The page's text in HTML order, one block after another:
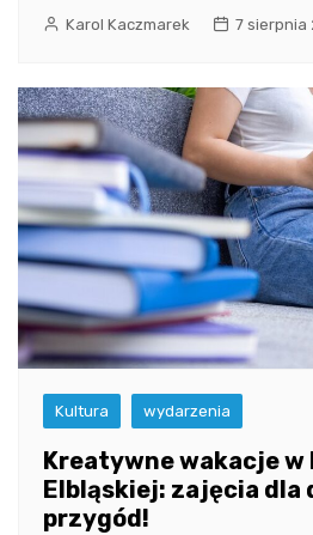
Karol Kaczmarek 7 sierpnia
Kultura wydarzenia
Kreatywne wakacje w
Elbląskiej: zajęcia dla
przygód!